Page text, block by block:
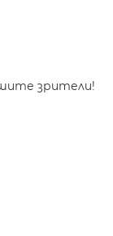
зрители!